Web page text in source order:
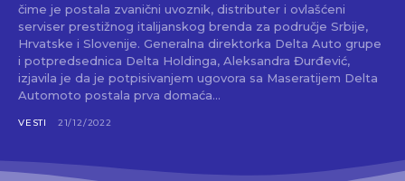
čime je postala zvanični uvoznik, distributer i ovlašćeni
serviser prestižnog italijanskog brenda za područje Srbije,
Hrvatske i Slovenije. Generalna direktorka Delta Auto grupe
i potpredsednica Delta Holdinga, Aleksandra Đurđević,
izjavila je da je potpisivanjem ugovora sa Maseratijem Delta
Automoto postala prva domaća...
VESTI 21/12/2022